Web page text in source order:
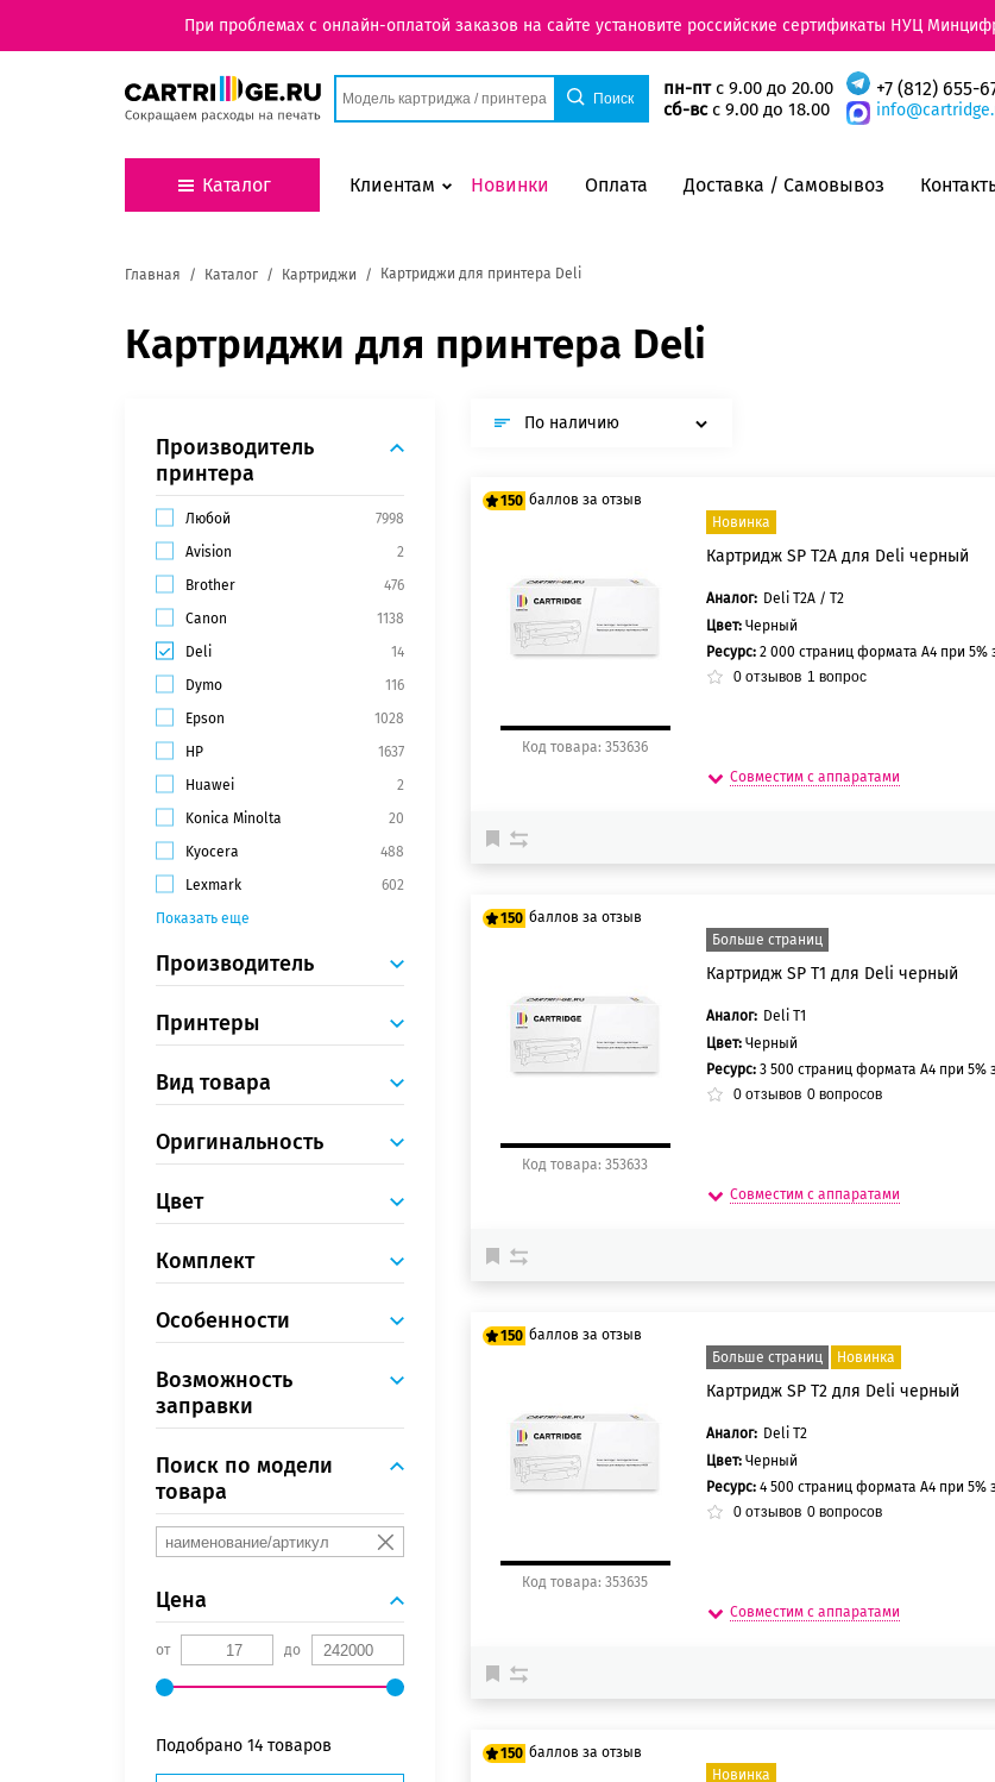
При проблемах с онлайн-оплатой заказов на сайте установите российские сертификаты НУЦ
пн-птс 9.00 до 20.00
сб-всс 9.00 до 18.00
+7 (812) 655-
Каталог Клиентам Новинки Оплата Доставка / Самовывоз
Главная Каталог Картриджи Картриджи для принтера Deli
Картриджи для принтера Deli
Производитель
принтера
Любой
7998
Avision
2
Brother
476
Canon
1138
Deli
14
Dymo
116
Epson
1028
HP
1637
Huawei
2
Konica Minolta
20
Kyocera
488
Lexmark
602
Показать еще
Производитель
Принтеры
Вид товара
Оригинальность
Цвет
Комплект
Особенности
Возможность
заправки
Поиск по модели
товара
Цена
от до
Подобрано 14 товаров
По наличию
150 баллов за отзыв
150 баллов
Код товара: 353636
Новинка
Картридж SP T2A для Deli черный
Аналог: Deli T2A / T2
Цвет: Черный
Ресурс: 2 000 страниц формата А4 при 5%
0отзывов 1 вопрос
Совместим с аппаратами
150 баллов за отзыв
150 баллов
Код товара: 353633
Больше страниц
Картридж SP T1 для Deli черный
Аналог: Deli T1
Цвет: Черный
Ресурс: 3 500 страниц формата А4 при 5%
0отзывов 0вопросов
Совместим с аппаратами
150 баллов за отзыв
150 баллов
Код товара: 353635
Больше страниц Новинка
Картридж SP T2 для Deli черный
Аналог: Deli T2
Цвет: Черный
Ресурс: 4 500 страниц формата А4 при 5%
0отзывов 0вопросов
Совместим с аппаратами
150 баллов за отзыв
Новинка